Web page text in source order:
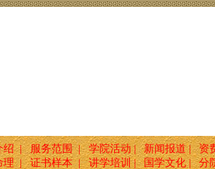
绍 | 服务范围 | 学院活动 | 新闻报道 | 资
理 | 证书样本 | 讲学培训 | 国学文化 | 分